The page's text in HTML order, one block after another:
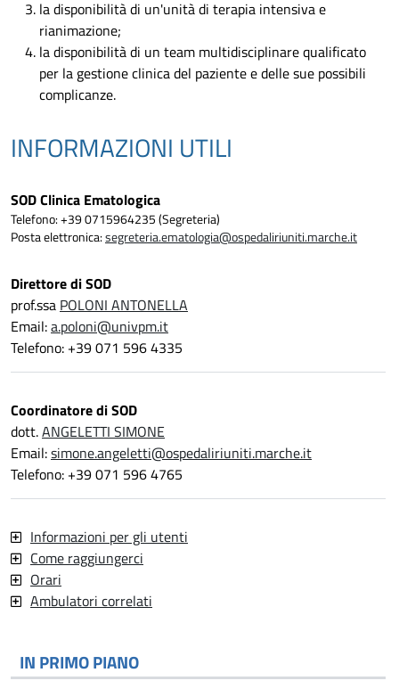
la disponibilità di un'unità di terapia intensiva e
rianimazione;
la disponibilità di un team multidisciplinare qualificato
per la gestione clinica del paziente e delle sue possibili
complicanze.
INFORMAZIONI UTILI
SOD Clinica Ematologica
Telefono: +39 0715964235 (Segreteria)
Posta elettronica:segreteria.ematologia@ospedaliriuniti.marche.it
Direttore di SOD
prof.ssa POLONI ANTONELLA
Email:a.poloni@univpm.it
Telefono: +39 071 596 4335
Coordinatore di SOD
dott.ANGELETTI SIMONE
Email:simone.angeletti@ospedaliriuniti.marche.it
Telefono: +39 071 596 4765
Informazioni per gli utenti
Come raggiungerci
Orari
Ambulatori correlati
IN PRIMO PIANO